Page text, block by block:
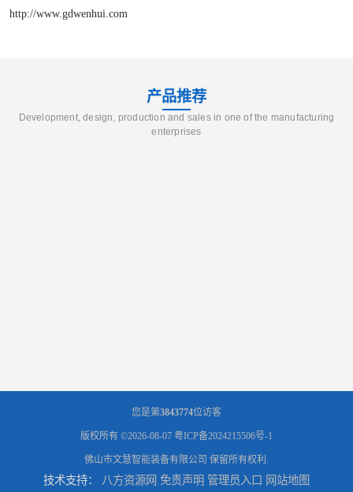
http://www.gdwenhui.com
产品推荐
Development, design, production and sales in one of the manufacturing
enterprises
您是第3843774位访客
版权所有 ©2026-08-07 粤ICP备2024215506号-1
佛山市文慧智能装备有限公司 保留所有权利.
技术支持： 八方资源网 免责声明 管理员入口 网站地图